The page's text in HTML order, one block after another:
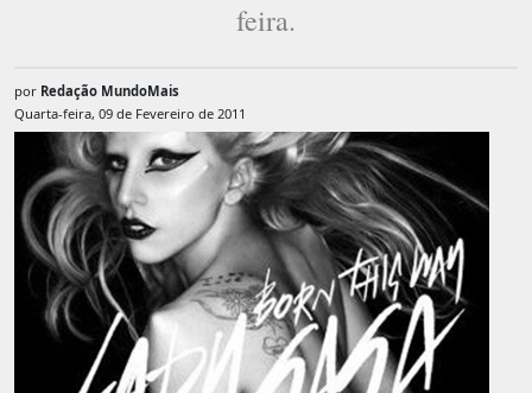
feira.
por Redação MundoMais
Quarta-feira, 09 de Fevereiro de 2011